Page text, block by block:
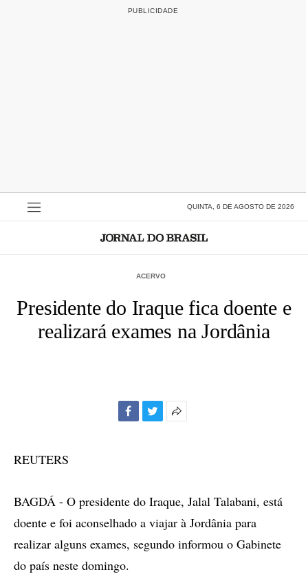
QUINTA, 6 DE AGOSTO DE 2026
ACERVO
Presidente do Iraque fica doente e
realizará exames na Jordânia
REUTERS
BAGDÁ - O presidente do Iraque, Jalal Talabani, está
doente e foi aconselhado a viajar à Jordânia para
realizar alguns exames, segundo informou o Gabinete
do país neste domingo.